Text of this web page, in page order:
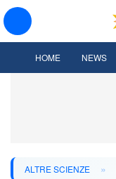
HOME NEWS
ALTRE SCIENZE »